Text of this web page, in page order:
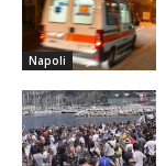
Napoli